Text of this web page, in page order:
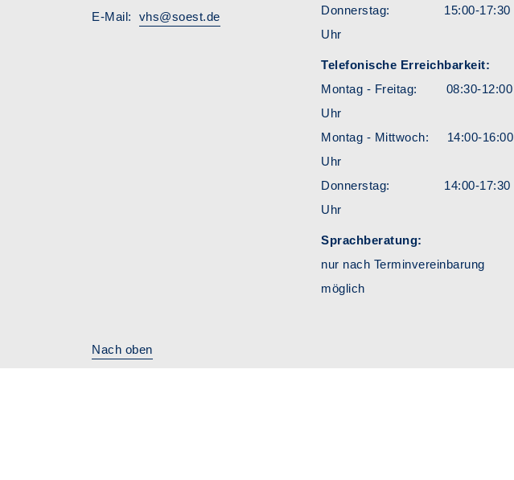
E-Mail: vhs@soest.de
Donnerstag: 15:00-17:30
Uhr
Telefonische Erreichbarkeit:
Montag - Freitag: 08:30-12:00
Uhr
Montag - Mittwoch: 14:00-16:00
Uhr
Donnerstag: 14:00-17:30
Uhr
Sprachberatung:
nur nach Terminvereinbarung
möglich
Nach oben